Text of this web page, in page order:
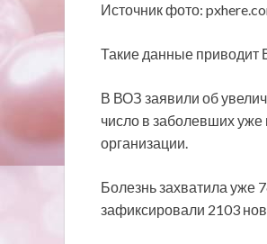
Источник фото:
Такие данные приводит
В ВОЗ заявили об
число в заболевших уже
организации.
Болезнь захватила уже
зафиксировали 2103